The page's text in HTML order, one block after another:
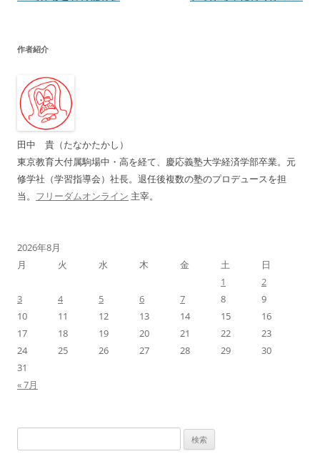
ビ
ー
シ
ョ
ン
作者紹介
田中 貴（たなかたかし）
東京教育大付属駒場中・高を経て、慶応義塾大学経済学部卒業。元
修学社（学習指導会）社長。退任後複数の塾のプロデュースを担
当。 フリーダムオンライン 主宰。
2026年8月
月
火 水 木 金 土
日
1
2
3
4 5 6 7 8
9
10
11 12 13 14 15
16
17
18 19 20 21 22
23
24
25 26 27 28 29
30
31
« 7月
索: